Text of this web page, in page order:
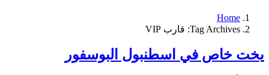
Home
Tag Archives: قارب VIP
يخت خاص في اسطنبول البوسفور